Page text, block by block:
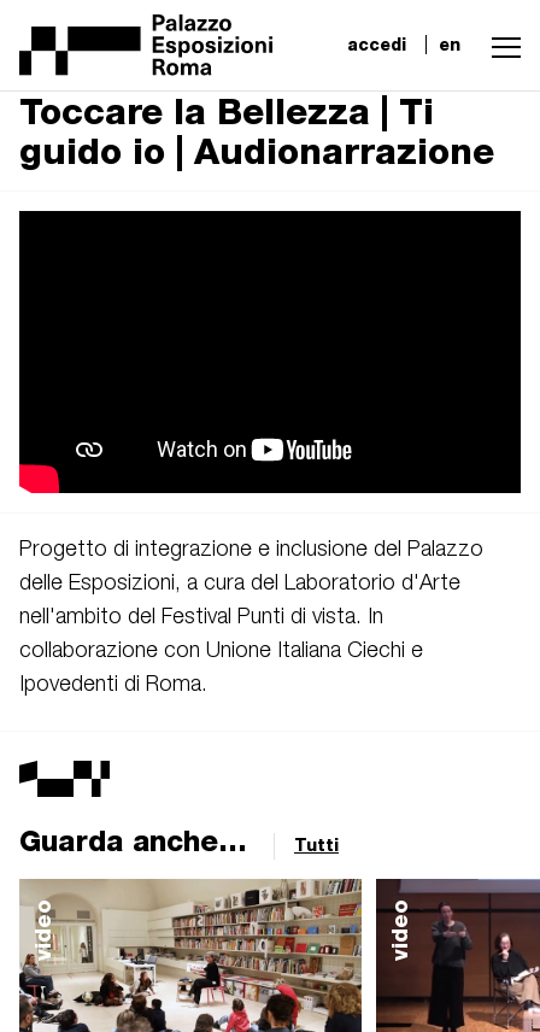
accedi en
Toccare la Bellezza | Ti
guido io | Audionarrazione
Progetto di integrazione e inclusione del Palazzo
delle Esposizioni, a cura del Laboratorio d'Arte
nell'ambito del Festival Punti di vista. In
collaborazione con Unione Italiana Ciechi e
Ipovedenti di Roma.
Guarda anche... Tutti
video video